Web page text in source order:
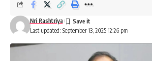
Last updated: September 13, 2025 12:26 pm
Nri Rashtriya